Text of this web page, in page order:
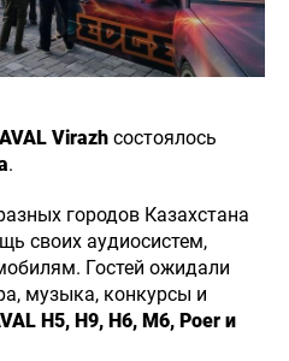
Virazh состоялось
.
городов Казахстана
своих аудиосистем,
Гостей ожидали
музыка, конкурсы и
H5, Н9, H6, M6, Poer и